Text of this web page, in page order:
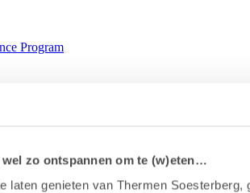
zo ontspannen om te (w)eten…
laten genieten van Thermen Soesterberg,
Program